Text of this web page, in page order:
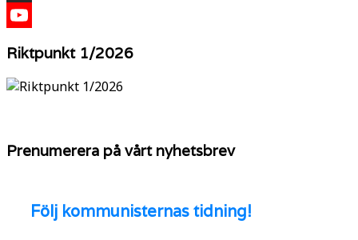
X
Riktpunkt 1/2026
Prenumerera på vårt nyhetsbrev
Följ kommunisternas tidning!